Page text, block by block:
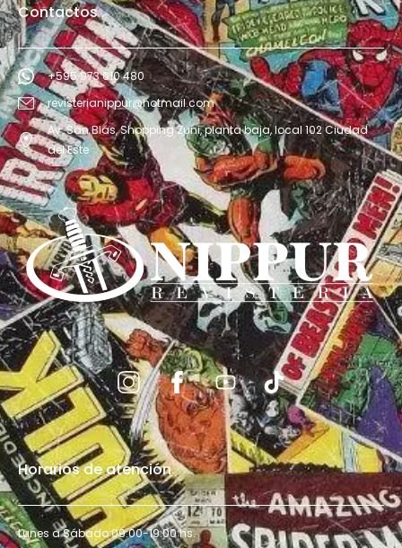
Contactos
+595 973 610 480
revisterianippur@hotmail.com
Av. San Blás, Shopping Zuni, planta baja, local 102 Ciudad
del Este
Horarios de atención
Lunes a Sábado 09:00-19:00 hs.